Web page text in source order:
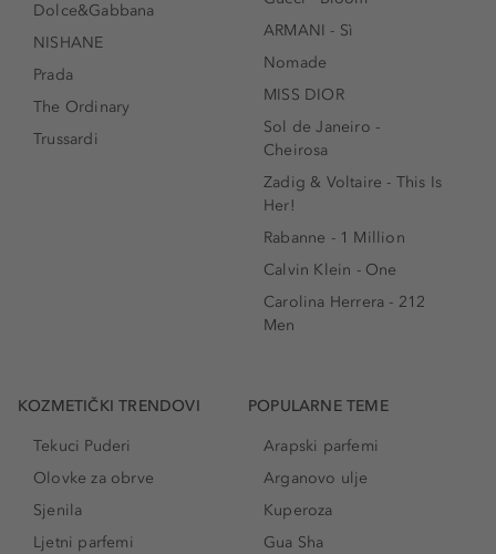
Dolce&Gabbana
NISHANE
Prada
The Ordinary
Trussardi
ARMANI - Sì
Nomade
MISS DIOR
Sol de Janeiro -
Cheirosa
Zadig & Voltaire - This Is
Her!
Rabanne - 1 Million
Calvin Klein - One
Carolina Herrera - 212
Men
KOZMETIČKI TRENDOVI
Tekuci Puderi
Olovke za obrve
Sjenila
Ljetni parfemi
POPULARNE TEME
Arapski parfemi
Arganovo ulje
Kuperoza
Gua Sha